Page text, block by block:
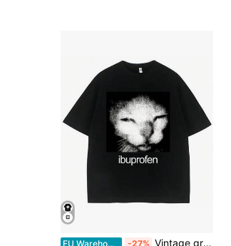
EU Warehouse -27% Vintage grappig T-shirt met ibuprofen-katprint, humoristisch, modieus T-shirt, casual T-shirt, WoClothing Harajuku